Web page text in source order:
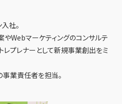
社。
Webマーケティングのコンサルテ
レプレナーとして新規事業創出をミ
業責任者を担当。